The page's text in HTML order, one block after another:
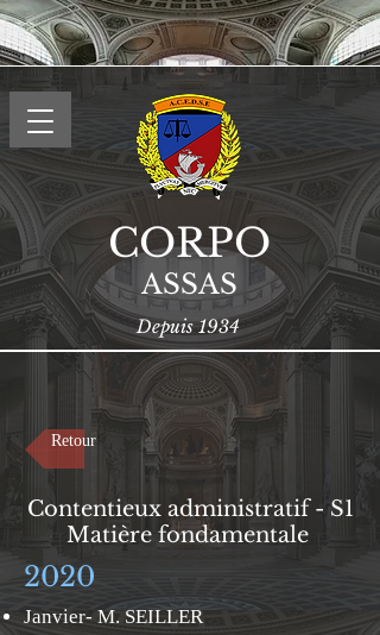
ASSAS
CORPO
Depuis 1934
Retour
Contentieux administratif - S1
Matière fondamentale
2020
Janvier- M. SEILLER